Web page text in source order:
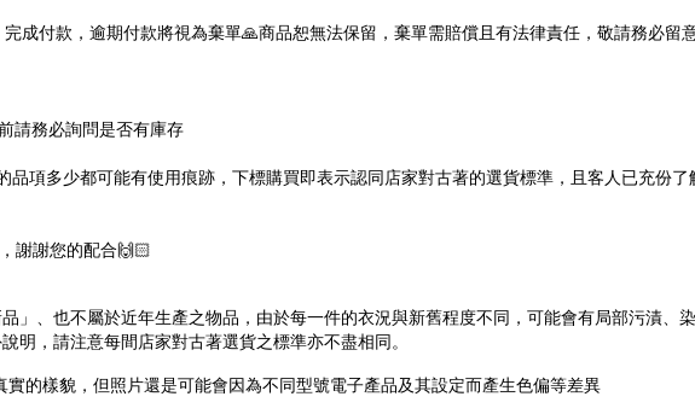
成付款，逾期付款將視為棄單🙏商品恕無法保留，棄單需賠償且有法律責任，敬請務必留意
請務必詢問是否有庫存
項多少都可能有使用痕跡，下標購買即表示認同店家對古著的選貨標準，且客人已充份了
謝謝您的配合🙌🏻
」、也不屬於近年生產之物品，由於每一件的衣況與新舊程度不同，可能會有局部污漬、染
明，請注意每間店家對古著選貨之標準亦不盡相同。
的樣貌，但照片還是可能會因為不同型號電子產品及其設定而產生色偏等差異